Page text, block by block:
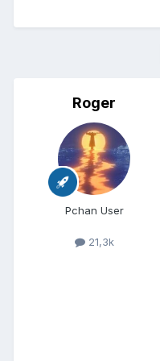
Roger
Pchan User
21,3k